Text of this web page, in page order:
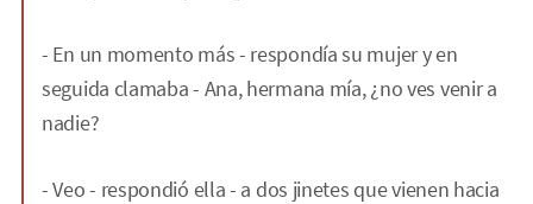
- En un momento más - respondía su mujer y en
seguida clamaba - Ana, hermana mía, ¿no ves venir a
nadie?
- Veo - respondió ella - a dos jinetes que vienen hacia